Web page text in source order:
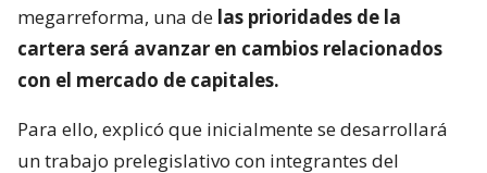
megarreforma, una de las prioridades de la
cartera será avanzar en cambios relacionados
con el mercado de capitales.
Para ello, explicó que inicialmente se desarrollará
un trabajo prelegislativo con integrantes del